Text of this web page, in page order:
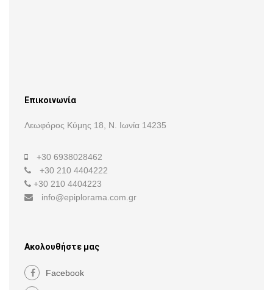
Επικοινωνία
Λεωφόρος Κύμης 18, Ν. Ιωνία 14235
+30 6938028462
+30 210 4404222
+30 210 4404223
info@epiplorama.com.gr
Ακολουθήστε μας
Facebook